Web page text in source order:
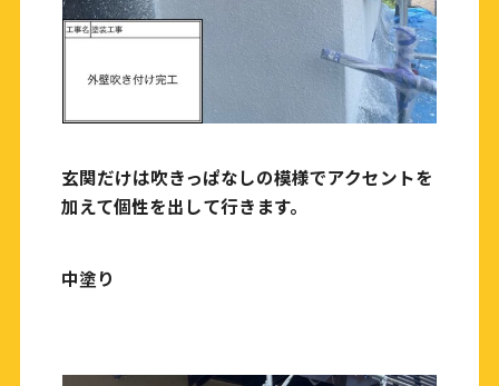
玄関だけは吹きっぱなしの模様でアクセントを
加えて個性を出して行きます。
中塗り